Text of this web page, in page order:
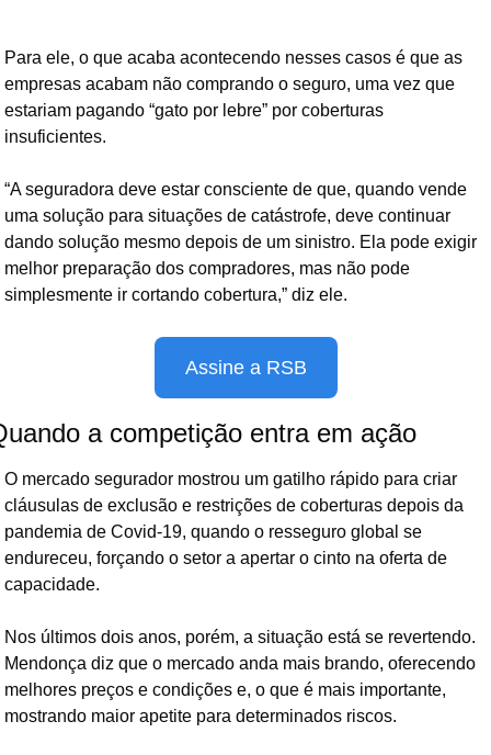
Para ele, o que acaba acontecendo nesses casos é que as
empresas acabam não comprando o seguro, uma vez que
estariam pagando “gato por lebre” por coberturas
insuficientes.
“A seguradora deve estar consciente de que, quando vende
uma solução para situações de catástrofe, deve continuar
dando solução mesmo depois de um sinistro. Ela pode exigir
melhor preparação dos compradores, mas não pode
simplesmente ir cortando cobertura,” diz ele.
Assine a RSB
a competição entra em ação
O mercado segurador mostrou um gatilho rápido para criar
cláusulas de exclusão e restrições de coberturas depois da
pandemia de Covid-19, quando o resseguro global se
endureceu, forçando o setor a apertar o cinto na oferta de
capacidade.
Nos últimos dois anos, porém, a situação está se revertendo.
Mendonça diz que o mercado anda mais brando, oferecendo
melhores preços e condições e, o que é mais importante,
mostrando maior apetite para determinados riscos.